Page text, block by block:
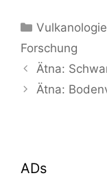
Kategorien
Forschung
Ätna:
Ätna:
ADs